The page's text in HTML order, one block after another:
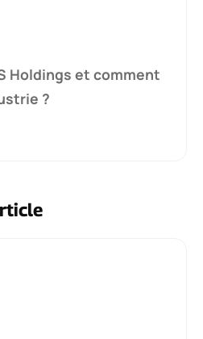
Holdings et comment
?